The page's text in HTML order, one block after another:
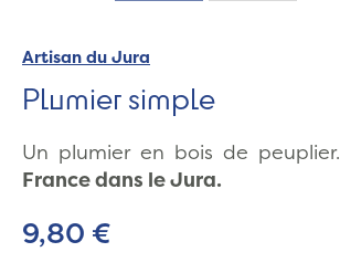
Artisan du Jura
Plumier simple
Un plumier en bois de peuplier.
France dans le Jura.
9,80 €